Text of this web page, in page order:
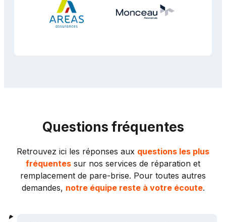
Questions fréquentes
Retrouvez ici les réponses aux questions les plus
fréquentes sur nos services de réparation et
remplacement de pare-brise. Pour toutes autres
demandes, notre équipe reste à votre écoute.